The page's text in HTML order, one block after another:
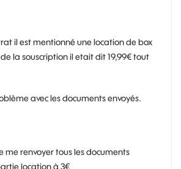
il est mentionné une location de box
la souscription il etait dit 19,99€ tout
avec les documents envoyés.
me renvoyer tous les documents
location à 3€